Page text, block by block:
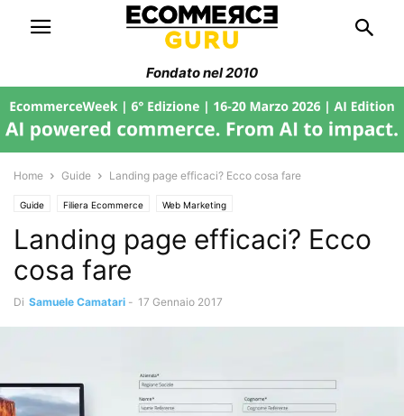
Fondato nel 2010
Home Guide Landing page efficaci? Ecco cosa fare
Guide Filiera Ecommerce Web Marketing
Landing page efficaci? Ecco
cosa fare
Di Samuele Camatari - 17 Gennaio 2017